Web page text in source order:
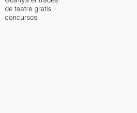
de teatre gratis -
concursos